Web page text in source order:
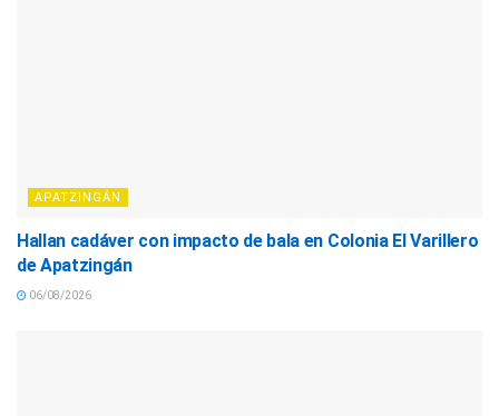
APATZINGÁN
Hallan cadáver con impacto de bala en Colonia El Varillero
de Apatzingán
06/08/2026